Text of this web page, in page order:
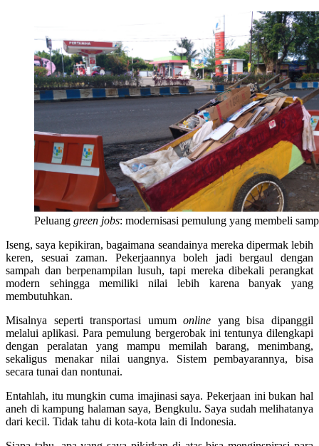
Peluang green jobs: modernisasi pemulung yang membeli
Iseng, saya kepikiran, bagaimana seandainya mereka dipermak lebih
keren, sesuai zaman. Pekerjaannya boleh jadi bergaul dengan
sampah dan berpenampilan lusuh, tapi mereka dibekali perangkat
modern sehingga memiliki nilai lebih karena banyak yang
membutuhkan.
Misalnya seperti transportasi umumonline yang bisa dipanggil
melalui aplikasi. Para pemulung bergerobak ini tentunya dilengkapi
dengan peralatan yang mampu memilah barang, menimbang,
sekaligus menakar nilai uangnya. Sistem pembayarannya, bisa
secara tunai dan nontunai.
Entahlah, itu mungkin cuma imajinasi saya. Pekerjaan ini bukan hal
aneh di kampung halaman saya, Bengkulu. Saya sudah melihatanya
dari kecil. Tidak tahu di kota-kota lain di Indonesia.